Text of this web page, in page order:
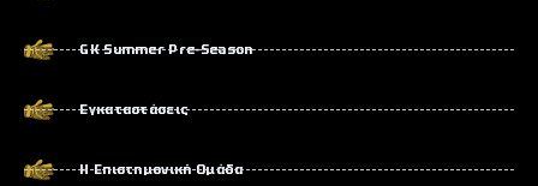
GK Summer Pre-Season
Εγκαταστάσεις
Η Επιστημονική Ομάδα